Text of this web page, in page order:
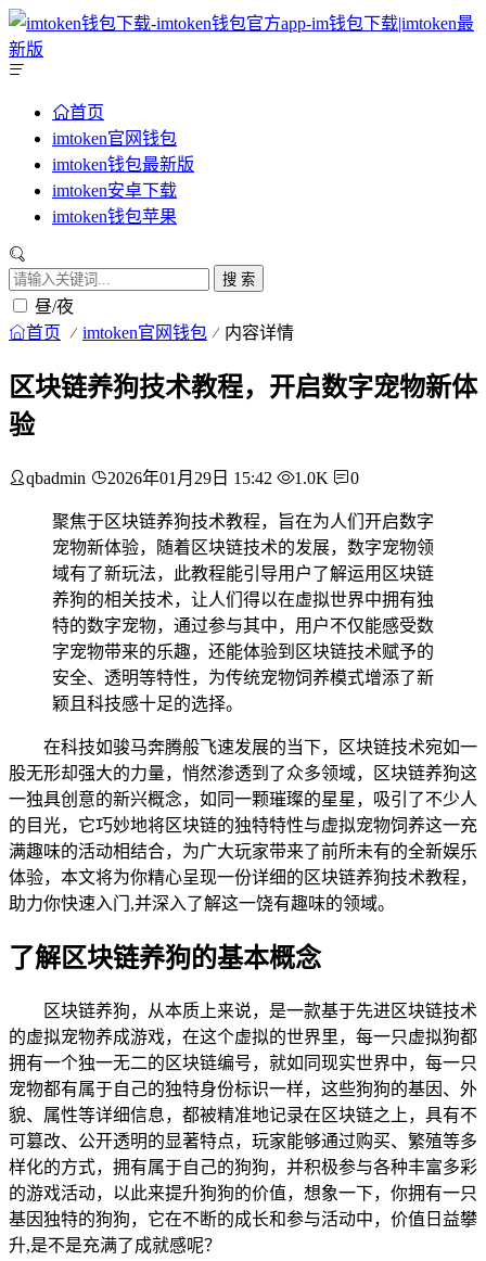
首页
imtoken官网钱包
imtoken钱包最新版
imtoken安卓下载
imtoken钱包苹果
搜 索
昼/夜
首页 imtoken官网钱包 内容详情
区块链养狗技术教程，开启数字宠物新体
验
qbadmin 2026年01月29日 15:42 1.0K 0
聚焦于区块链养狗技术教程，旨在为人们开启数字
宠物新体验，随着区块链技术的发展，数字宠物领
域有了新玩法，此教程能引导用户了解运用区块链
养狗的相关技术，让人们得以在虚拟世界中拥有独
特的数字宠物，通过参与其中，用户不仅能感受数
字宠物带来的乐趣，还能体验到区块链技术赋予的
安全、透明等特性，为传统宠物饲养模式增添了新
颖且科技感十足的选择。
在科技如骏马奔腾般飞速发展的当下，区块链技术宛如一
股无形却强大的力量，悄然渗透到了众多领域，区块链养狗这
一独具创意的新兴概念，如同一颗璀璨的星星，吸引了不少人
的目光，它巧妙地将区块链的独特特性与虚拟宠物饲养这一充
满趣味的活动相结合，为广大玩家带来了前所未有的全新娱乐
体验，本文将为你精心呈现一份详细的区块链养狗技术教程，
助力你快速入门,并深入了解这一饶有趣味的领域。
了解区块链养狗的基本概念
区块链养狗，从本质上来说，是一款基于先进区块链技术
的虚拟宠物养成游戏，在这个虚拟的世界里，每一只虚拟狗都
拥有一个独一无二的区块链编号，就如同现实世界中，每一只
宠物都有属于自己的独特身份标识一样，这些狗狗的基因、外
貌、属性等详细信息，都被精准地记录在区块链之上，具有不
可篡改、公开透明的显著特点，玩家能够通过购买、繁殖等多
样化的方式，拥有属于自己的狗狗，并积极参与各种丰富多彩
的游戏活动，以此来提升狗狗的价值，想象一下，你拥有一只
基因独特的狗狗，它在不断的成长和参与活动中，价值日益攀
升,是不是充满了成就感呢？